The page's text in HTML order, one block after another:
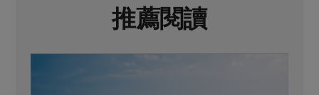
推薦閱讀